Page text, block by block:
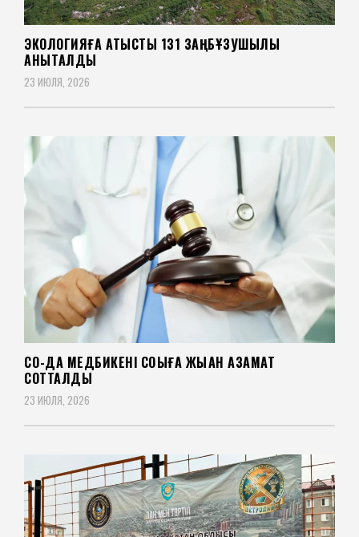
ЭКОЛОГИЯҒА ҚАТЫСТЫ 131 ЗАҢБҰЗУШЫЛЫҚ
АНЫҚТАЛДЫ
23 ИЮЛЯ, 2026
СҚО-ДА МЕДБИКЕНІ СОҚҚЫҒА ЖЫҚҚАН АЗАМАТ
СОТТАЛДЫ
23 ИЮЛЯ, 2026